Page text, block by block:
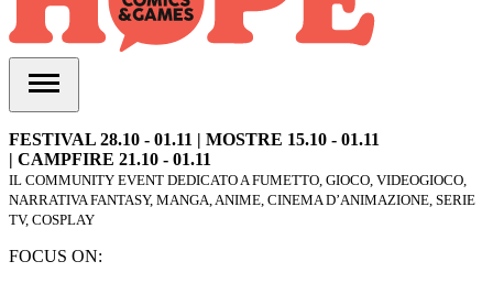
FESTIVAL 28.10 - 01.11 | MOSTRE 15.10 - 01.11
| CAMPFIRE 21.10 - 01.11
IL COMMUNITY EVENT DEDICATO A FUMETTO, GIOCO, VIDEOGIOCO,
NARRATIVA FANTASY, MANGA, ANIME, CINEMA D’ANIMAZIONE, SERIE
TV, COSPLAY
FOCUS ON: